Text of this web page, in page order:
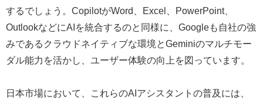
するでしょう。CopilotがWord、Excel、PowerPoint、
OutlookなどにAIを統合するのと同様に、Googleも自社の強
みであるクラウドネイティブな環境とGeminiのマルチモー
ダル能力を活かし、ユーザー体験の向上を図っています。
日本市場において、これらのAIアシスタントの普及には、